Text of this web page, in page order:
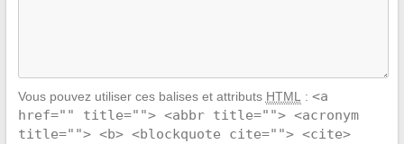
Vous pouvez utiliser ces balises et attributs HTML : <a
href="" title=""> <abbr title=""> <acronym
title=""> <b> <blockquote cite=""> <cite>